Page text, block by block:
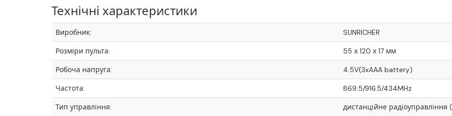
Технічні характеристики
Виробник: SUNRICHER
Розміри пульта: 55 х 120 х 17 мм
Робоча напруга: 4.5V(3xAAA battery)
Частота: 869.5/916.5/434MHz
Тип управління: дистанційне радіоуправління